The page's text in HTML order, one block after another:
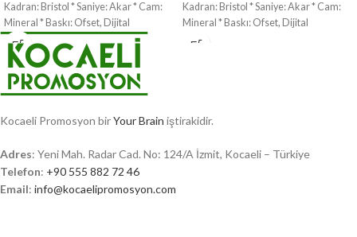
Kadran: Bristol * Saniye: Akar * Cam:
Mineral * Baskı: Ofset, Dijital
Kadran: Bristol * Saniye: Akar * Cam:
Mineral * Baskı: Ofset, Dijital
Kocaeli Promosyon birYour Brain iştirakidir.
Adres: Yeni Mah. Radar Cad. No: 124/A İzmit, Kocaeli – Türkiye
Telefon: +90 555 882 72 46
Email: info@kocaelipromosyon.com